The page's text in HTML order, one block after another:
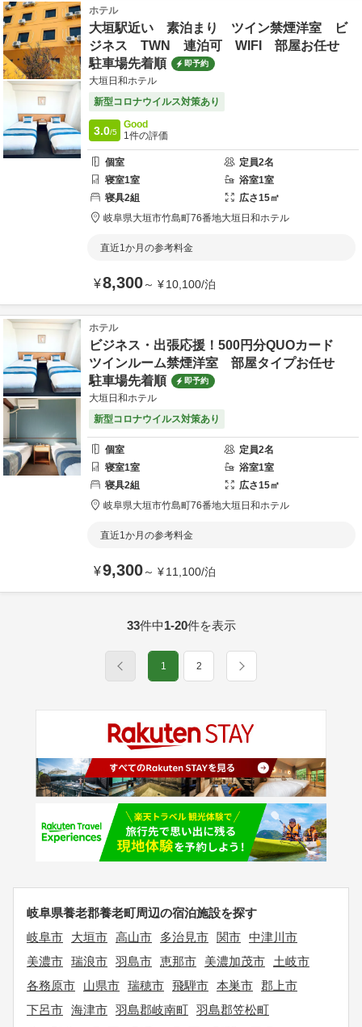
ホテル
大垣駅近い 素泊まり ツイン禁煙洋室 ビ
ジネス TWN 連泊可 WIFI 部屋お任せ
駐車場先着順
即予約
大垣日和ホテル
新型コロナウイルス対策あり
3.0/5
Good
1件の評価
個室 定員2名
寝室1室 浴室1室
寝具2組 広さ15㎡
岐阜県大垣市竹島町76番地大垣日和ホテル
直近1か月の参考料金
¥8,300～ ¥10,100/泊
ホテル
ビジネス・出張応援！500円分QUOカード
ツインルーム禁煙洋室 部屋タイプお任せ
駐車場先着順
即予約
大垣日和ホテル
新型コロナウイルス対策あり
個室 定員2名
寝室1室 浴室1室
寝具2組 広さ15㎡
岐阜県大垣市竹島町76番地大垣日和ホテル
直近1か月の参考料金
¥9,300～ ¥11,100/泊
33件中1-20件を表示
1 2
岐阜県養老郡養老町周辺の宿泊施設を探す
岐阜市
大垣市 高山市 多治見市 関市 中津川市
美濃市 瑞浪市 羽島市 恵那市 美濃加茂市
土岐市
各務原市
山県市 瑞穂市 飛騨市 本巣市 郡上市
下呂市 海津市 羽島郡岐南町 羽島郡笠松町